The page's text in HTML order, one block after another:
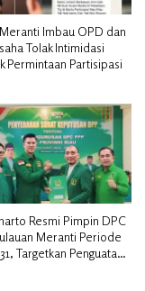
Imbau OPD dan
Tolak Intimidasi
Permintaan Partisipasi
Resmi Pimpin DPC
Meranti Periode
Targetkan Penguatan